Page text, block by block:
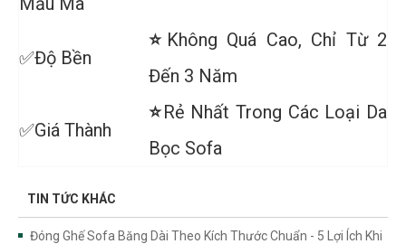
✅Độ Bền
⭐ Không Quá Cao, Chỉ Từ 2
Đến 3 Năm
✅Giá Thành
⭐Rẻ Nhất Trong Các Loại Da
Bọc Sofa
TIN TỨC KHÁC
Đóng Ghế Sofa Băng Dài Theo Kích Thước Chuẩn - 5 Lợi Ích Khi